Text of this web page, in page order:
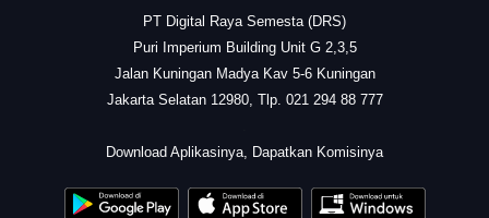
PT Digital Raya Semesta (DRS)
Puri Imperium Building Unit G 2,3,5
Jalan Kuningan Madya Kav 5-6 Kuningan
Jakarta Selatan 12980, Tlp. 021 294 88 777
Download Aplikasinya, Dapatkan Komisinya